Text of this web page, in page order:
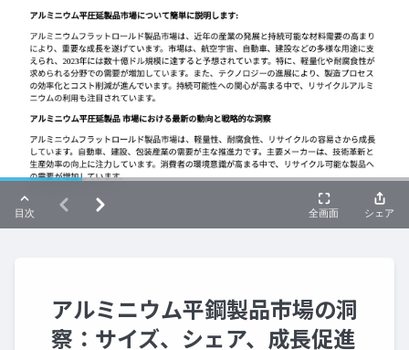
アルミニウム平鋼製品市場の洞
察：サイズ、シェア、成長促進